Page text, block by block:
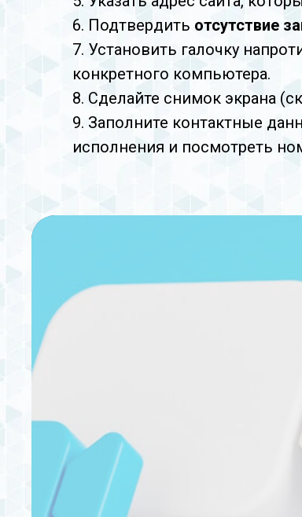
6. Подтвердить отсутствие
7. Установить галочку
конкретного компьютера.
8. Сделайте снимок экрана
9. Заполните контактные
исполнения и посмотреть